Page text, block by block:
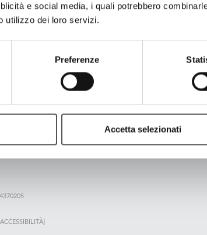
e social media, i quali potrebbero
utilizzo dei loro servizi.
Preferenze
Accetta selezionati
TUTTI GLI HIGHLIGHTS
[ACCESSIBILITÀ]